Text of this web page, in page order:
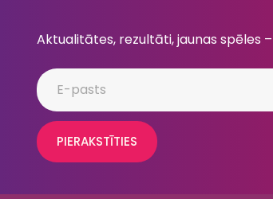
Aktualitātes, rezultāti, jaunas spēles
PIERAKSTĪTIES